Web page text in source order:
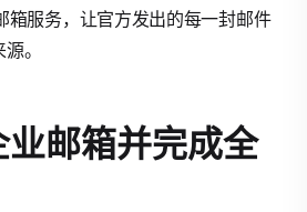
箱服务，让官方发出的每一封邮件
。
邮箱并完成全